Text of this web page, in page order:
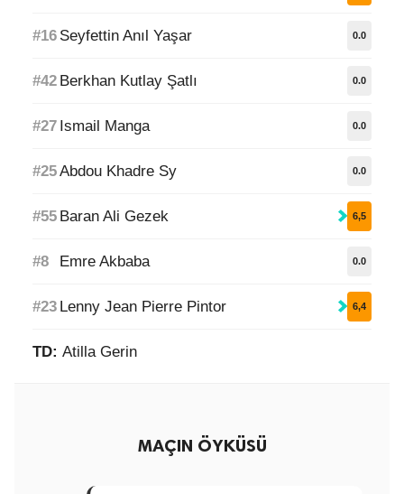
#16 Seyfettin Anıl Yaşar 0.0
#42 Berkhan Kutlay Şatlı 0.0
#27 Ismail Manga 0.0
#25Abdou Khadre Sy 0.0
#55 Baran Ali Gezek 6,5
#8 Emre Akbaba 0.0
#23 Lenny Jean Pierre Pintor 6,4
TD: Atilla Gerin
MAÇIN ÖYKÜSÜ